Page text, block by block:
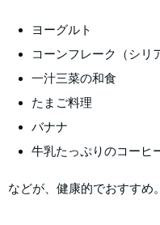
ヨーグルト
コーンフレーク（シリ
一汁三菜の和食
たまご料理
バナナ
牛乳たっぷりのコーヒ
などが、健康的でおすすめ。